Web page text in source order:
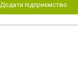
Додати підприємство